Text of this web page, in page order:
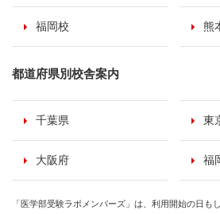
福岡校 熊
都道府県別校舎案内
千葉県 東
大阪府 福
「医学部受験ラボメンバーズ」は、利用開始の日も